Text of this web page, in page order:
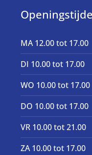
MA 12.00 tot 17.00
DI 10.00 tot 17.00
WO 10.00 tot 17.00
DO 10.00 tot 17.00
VR 10.00 tot 21.00
ZA 10.00 tot 17.00